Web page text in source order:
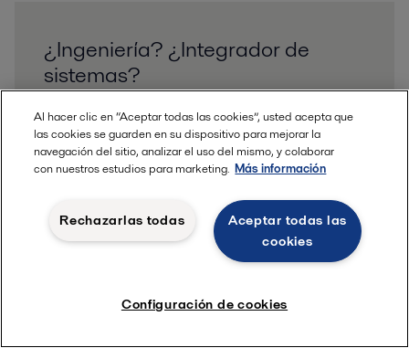
¿Ingeniería? ¿Integrador de
sistemas?
¿Es usted consultor? ¡Atención! Gracias a décadas
de experiencia en el intercambio de calor, Alfa Laval
ofrece recursos especializados para los retos
respuestas a preguntas complejas sobre todo tipo
de temas, desde la eficiencia energética hasta los
refrigerantes naturales, junto con herramientas
útiles que simplifican la búsqueda de la tecnología
Al hacer clic en “Aceptar todas las cookies”, usted acepta que
las cookies se guarden en su dispositivo para mejorar la
navegación del sitio, analizar el uso del mismo, y colaborar
con nuestros estudios para marketing. Más información
Aceptar todas las
cookies
Rechazarlas todas
Configuración de cookies